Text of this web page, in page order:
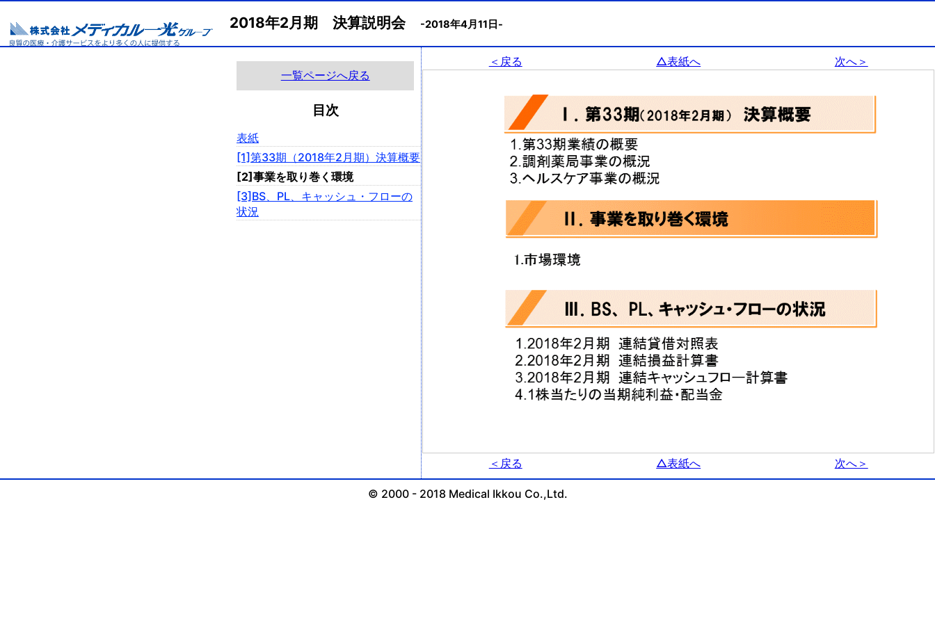
2018年2月期 決算説明会 -2018年4月11日-
一覧ページへ戻る
目次
表紙
[1]第33期（2018年2月期）決算概要
[2]事業を取り巻く環境
[3]BS、PL、キャッシュ・フローの
状況
＜戻る △表紙へ 次へ＞
＜戻る △表紙へ 次へ＞
© 2000 - 2018 Medical Ikkou Co.,Ltd.